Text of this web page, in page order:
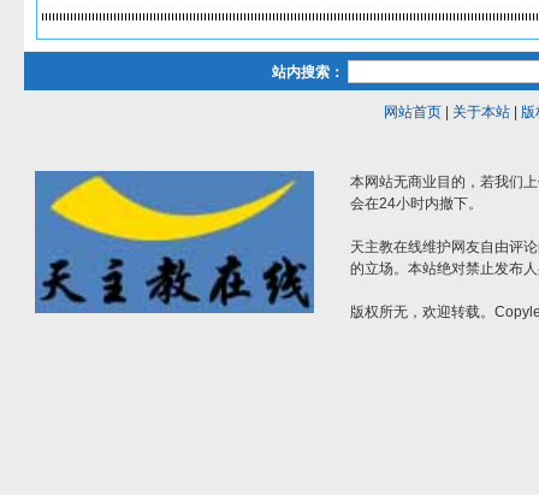
站内搜索：
网站首页| 关于本站| 版
本网站无商业目的，若我们
会在24小时内撤下。
天主教在线维护网友自由评
的立场。本站绝对禁止发布
版权所无，欢迎转载。